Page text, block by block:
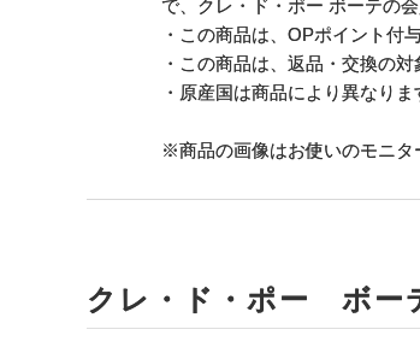
で、クレ・ド・ポー ボーテの
・この商品は、OPポイント付
・この商品は、返品・交換の対
・原産国は商品により異なりま
※商品の画像はお使いのモニタ
クレ・ド・ポー ボー